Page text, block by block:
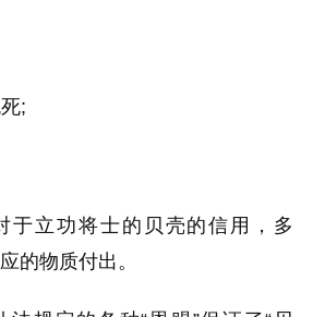
;
于立功将士的贝壳的信用，多
的物质付出。